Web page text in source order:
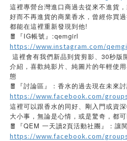
這裡專營台灣進口商過去從來不進貨
好而不再進貨的商業香水，曾經你買
都能在這裡重新發現到他!
🧧『IG帳號』:qemgirl
https://www.instagram.com/
這裡會有我們新品到貨剪影、30秒版
介紹，喜歡純影片、純圖片的年輕使
態
🧧『討論區』：香水的過去現在未來
https://www.facebook.com/
這裡可以跟香水的同好、剛入門或資
大小事，無論是心情，或是驚奇，都
🧧『QEM 一天讀2頁活動社團』：讓
https://www.facebook.com/